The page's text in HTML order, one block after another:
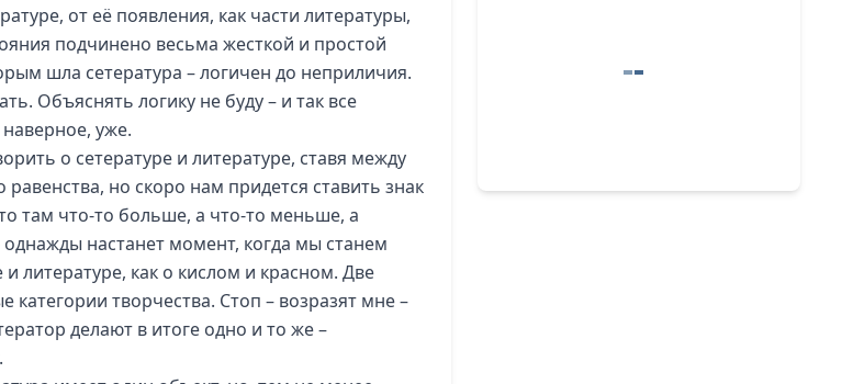
от её появления, как части литературы,
подчинено весьма жесткой и простой
шла сетература – логичен до неприличия.
Объяснять логику не буду – и так все
уже.
о сетературе и литературе, ставя между
но скоро нам придется ставить знак
там что-то больше, а что-то меньше, а
настанет момент, когда мы станем
и литературе, как о кислом и красном. Две
категории творчества. Стоп – возразят мне –
делают в итоге одно и то же –